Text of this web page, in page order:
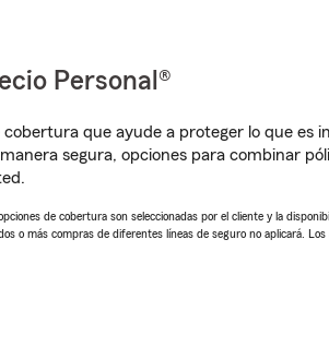
Personal®
que ayude a proteger lo que es
segura, opciones para combinar
de cobertura son seleccionadas por el cliente y la
o más compras de diferentes líneas de seguro no aplicará.